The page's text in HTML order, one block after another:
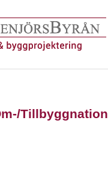
Tillbyggnation